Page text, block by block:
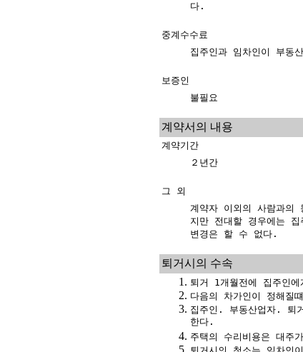
다.
중계수수료
집주인과 임차인이 부동
보증인
불필요
계약서의 내용
계약기간
２년간
그 외
계약자 이외의 사람과의
지만 전대할 경우에는
변경은 할 수 없다.
퇴거시의 수속
퇴거 1개월전에 집주인
다음의 차가인이 정해질
집주인. 부동산업자. 퇴
한다.
주택의 수리비용은 대주